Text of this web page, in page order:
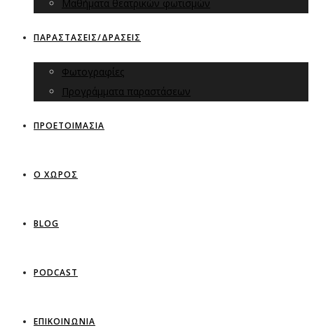
Μαθήματα θεατρικών φωτισμών
ΠΑΡΑΣΤΑΣΕΙΣ/ΔΡΑΣΕΙΣ
Φωτογραφίες
Προγράμματα παραστάσεων
ΠΡΟΕΤΟΙΜΑΣΙΑ
Ο ΧΩΡΟΣ
BLOG
PODCAST
ΕΠΙΚΟΙΝΩΝΙΑ